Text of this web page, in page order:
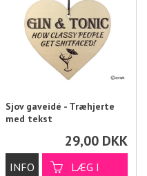
Sjov gaveidé - Træhjerte
med tekst
29,00 DKK